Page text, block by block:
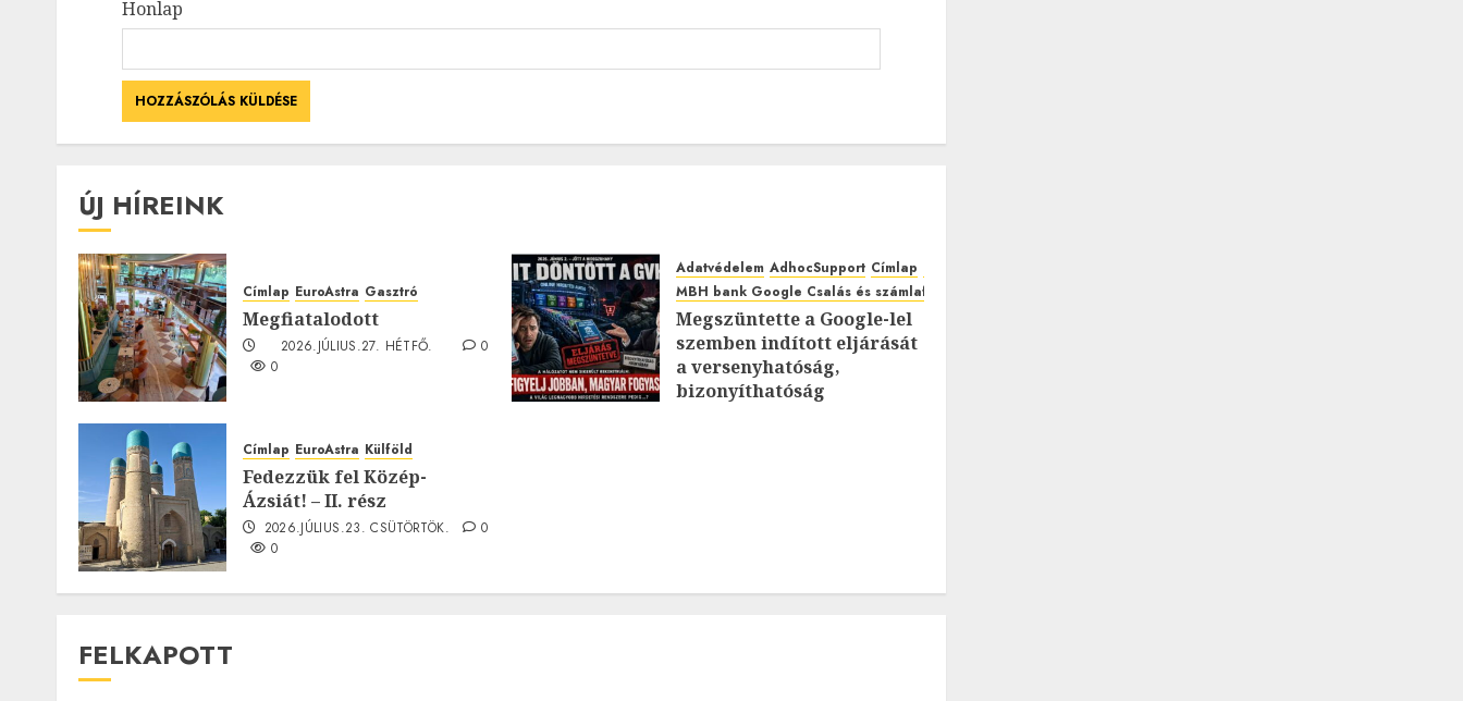
Honlap
ÚJ HÍREINK
Címlap EuroAstra Gasztró
Megfiatalodott
2026.JÚLIUS.27. HÉTFŐ.
0
0
Adatvédelem AdhocSupport Címlap
MBH bank Google Csalás és számlafeltörés károsultak
Megszüntette a Google-lel
szemben indított eljárását
a versenyhatóság,
bizonyíthatóság
Címlap EuroAstra Külföld
Fedezzük fel Közép-
Ázsiát! – II. rész
2026.JÚLIUS.23. CSÜTÖRTÖK.
0
0
FELKAPOTT